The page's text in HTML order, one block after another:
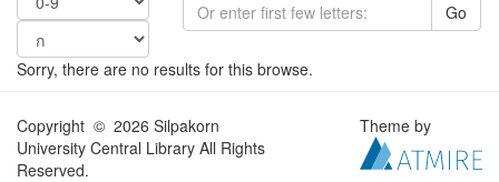
Go
Sorry, there are no results for this browse.
Copyright © 2026 Silpakorn
University Central Library All Rights
Reserved.
Theme by